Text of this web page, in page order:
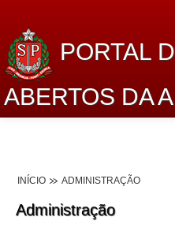
PORTAL
ABERTOS DA
Dados Abertos Alesp
Lei de Acesso à Informação
INÍCIO ADMINISTRAÇÃO
Administração